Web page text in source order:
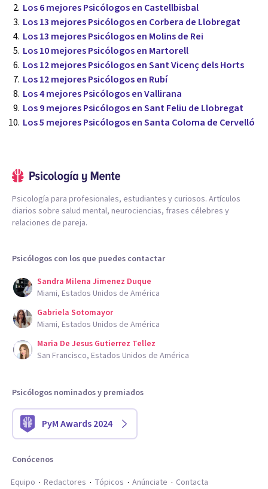
Los 6 mejores Psicólogos en Castellbisbal
Los 13 mejores Psicólogos en Corbera de Llobregat
Los 13 mejores Psicólogos en Molins de Rei
Los 10 mejores Psicólogos en Martorell
Los 12 mejores Psicólogos en Sant Vicenç dels Horts
Los 12 mejores Psicólogos en Rubí
Los 4 mejores Psicólogos en Vallirana
Los 9 mejores Psicólogos en Sant Feliu de Llobregat
Los 5 mejores Psicólogos en Santa Coloma de Cervelló
Psicología para profesionales, estudiantes y curiosos. Artículos
diarios sobre salud mental, neurociencias, frases célebres y
relaciones de pareja.
Psicólogos con los que puedes contactar
Sandra Milena Jimenez Duque
Miami, Estados Unidos de América
Gabriela Sotomayor
Miami, Estados Unidos de América
Maria De Jesus Gutierrez Tellez
San Francisco, Estados Unidos de América
Psicólogos nominados y premiados
PyM Awards 2024
Conócenos
Equipo
Redactores Tópicos Anúnciate Contacta